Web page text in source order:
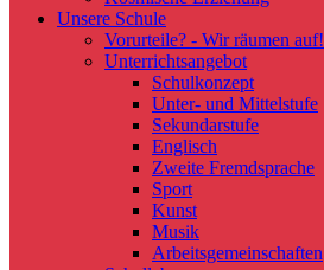
Unsere Schule
Vorurteile? - Wir räumen auf!
Unterrichtsangebot
Schulkonzept
Unter- und Mittelstufe
Sekundarstufe
Englisch
Zweite Fremdsprache
Sport
Kunst
Musik
Arbeitsgemeinschaften